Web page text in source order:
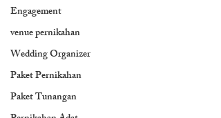
Engagement
venue pernikahan
Wedding Organizer
Paket Pernikahan
Paket Tunangan